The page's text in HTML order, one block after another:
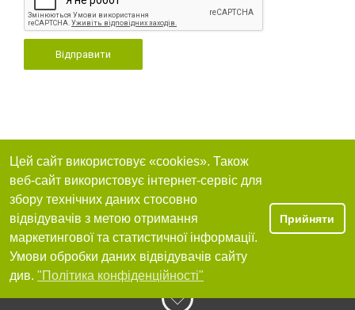
Відправити
Цей сайт використовує «cookies». Також
веб-сайт використовує інтернет-сервіс для
збору технічних даних стосовно
відвідувачів з метою отримання
маркетингової та статистичної інформації.
Умови обробки даних відвідувачів сайту
див. "Політика конфіденційності"
Прийняти